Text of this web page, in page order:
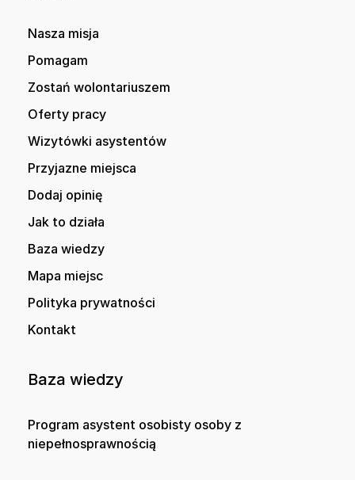
Nasza misja
Pomagam
Zostań wolontariuszem
Oferty pracy
Wizytówki asystentów
Przyjazne miejsca
Dodaj opinię
Jak to działa
Baza wiedzy
Mapa miejsc
Polityka prywatności
Kontakt
Baza wiedzy
Program asystent osobisty osoby z
niepełnosprawnością